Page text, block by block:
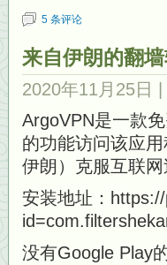
5 条评论
来自伊朗的翻
2020年11月25日
ArgoVPN是一款
的功能访问该应
伊朗）克服互联
安装地址：
没有Google Play